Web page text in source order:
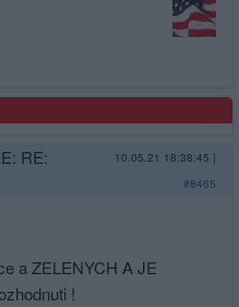
RE: 10.05.21 18:38:45 |
#8465
a ZELENYCH A JE
!